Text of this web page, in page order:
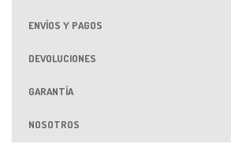
ENVÍOS Y PAGOS
DEVOLUCIONES
GARANTÍA
NOSOTROS